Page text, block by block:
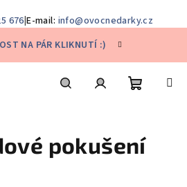
676|E-mail: info@ovocnedarky.cz
NA PÁR KLIKNUTÍ :)
košík
pokušení